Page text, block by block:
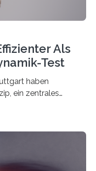
Als
Test
haben
ein zentrales
physikalische
Das